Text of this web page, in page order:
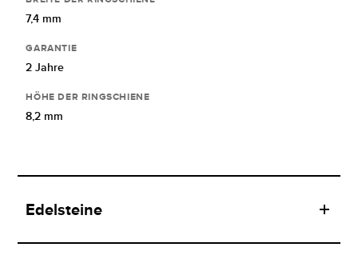
7,4 mm
GARANTIE
2 Jahre
HÖHE DER RINGSCHIENE
8,2 mm
Edelsteine